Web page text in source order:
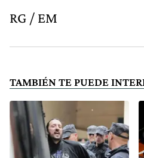
RG / EM
TAMBIÉN TE PUEDE